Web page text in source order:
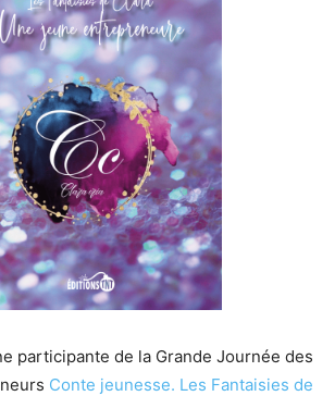
participante de la Grande Journée des
Conte jeunesse. Les Fantaisies de